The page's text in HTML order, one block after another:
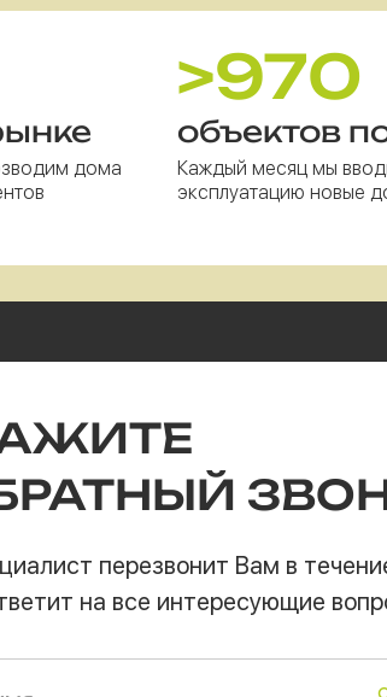
дома
>970
объектов
Каждый месяц мы
эксплуатацию новые
перезвонит Вам в
на все интересующие